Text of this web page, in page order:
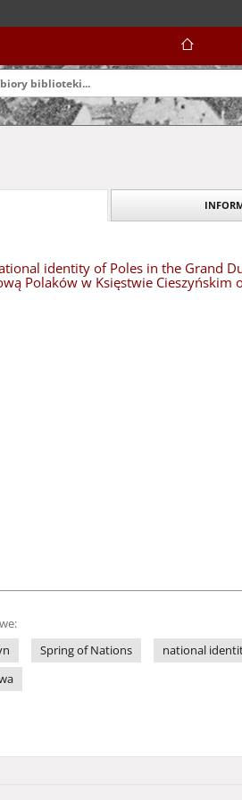
identity of Poles in the Grand
Polaków w Księstwie Cieszyńskim
Spring of Nations national